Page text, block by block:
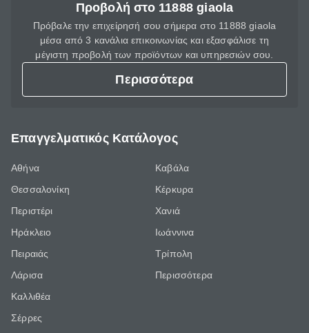
Προβολή στο 11888 giaola
Πρόβαλε την επιχείρησή σου σήμερα στο 11888 giaola
μέσα από 3 κανάλια επικοινωνίας και εξασφάλισε τη
μέγιστη προβολή των προϊόντων και υπηρεσιών σου.
Περισσότερα
Επαγγελματικός Κατάλογος
Αθήνα
Θεσσαλονίκη
Περιστέρι
Ηράκλειο
Πειραιάς
Λάρισα
Καλλιθέα
Σέρρες
Καβάλα
Κέρκυρα
Χανιά
Ιωάννινα
Τρίπολη
Περισσότερα